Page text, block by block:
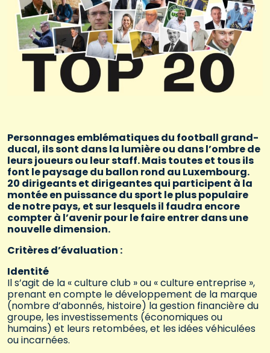
Personnages emblématiques du football grand-
ducal, ils sont dans la lumière ou dans l’ombre de
leurs joueurs ou leur staff. Mais toutes et tous ils
font le paysage du ballon rond au Luxembourg.
20 dirigeants et dirigeantes qui participent à la
montée en puissance du sport le plus populaire
de notre pays, et sur lesquels il faudra encore
compter à l’avenir pour le faire entrer dans une
nouvelle dimension.
Critères d’évaluation :
Identité
Il s’agit de la « culture club » ou « culture entreprise »,
prenant en compte le développement de la marque
(nombre d’abonnés, histoire) la gestion financière du
groupe, les investissements (économiques ou
humains) et leurs retombées, et les idées véhiculées
ou incarnées.